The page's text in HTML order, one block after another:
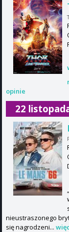
opinie
22
nieustraszonego
się nagrodzeni...